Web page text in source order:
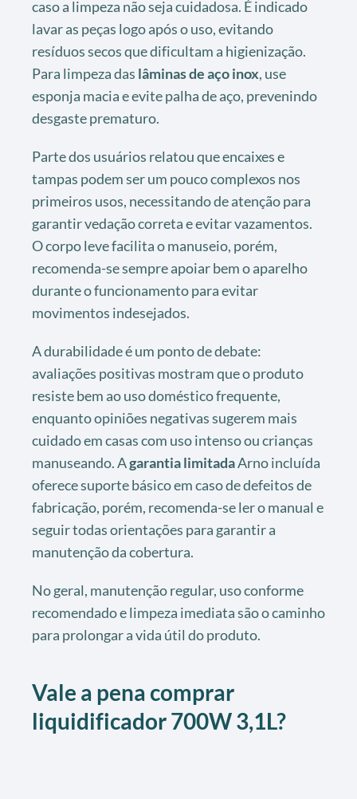
caso a limpeza não seja cuidadosa. É indicado
lavar as peças logo após o uso, evitando
resíduos secos que dificultam a higienização.
Para limpeza das lâminas de aço inox, use
esponja macia e evite palha de aço, prevenindo
desgaste prematuro.
Parte dos usuários relatou que encaixes e
tampas podem ser um pouco complexos nos
primeiros usos, necessitando de atenção para
garantir vedação correta e evitar vazamentos.
O corpo leve facilita o manuseio, porém,
recomenda-se sempre apoiar bem o aparelho
durante o funcionamento para evitar
movimentos indesejados.
A durabilidade é um ponto de debate:
avaliações positivas mostram que o produto
resiste bem ao uso doméstico frequente,
enquanto opiniões negativas sugerem mais
cuidado em casas com uso intenso ou crianças
manuseando. Agarantia limitadaArno incluída
oferece suporte básico em caso de defeitos de
fabricação, porém, recomenda-se ler o manual e
seguir todas orientações para garantir a
manutenção da cobertura.
No geral, manutenção regular, uso conforme
recomendado e limpeza imediata são o caminho
para prolongar a vida útil do produto.
Vale a pena comprar
liquidificador 700W 3,1L?